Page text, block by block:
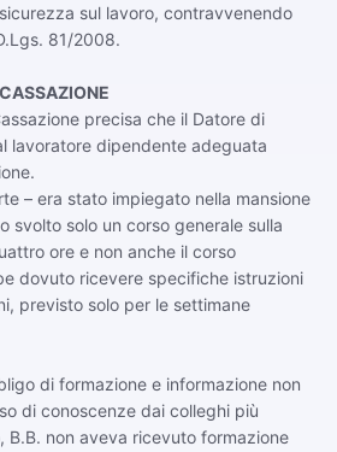
sul lavoro, contravvenendo
81/2008.
precisa che il Datore di
lavoratore dipendente adeguata
– era stato impiegato nella mansione
svolto solo un corso generale sulla
ore e non anche il corso
dovuto ricevere specifiche istruzioni
previsto solo per le settimane
di formazione e informazione non
di conoscenze dai colleghi più
B.B. non aveva ricevuto formazione